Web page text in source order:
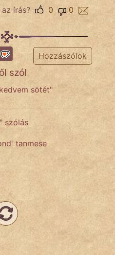
az írás? 0
0
Hozzászólok
szól
sötét"
szólás
tanmese